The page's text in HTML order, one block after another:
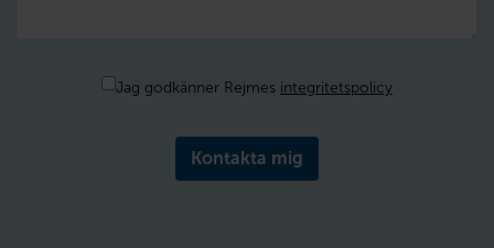
Jag godkänner Rejmes integritetspolicy